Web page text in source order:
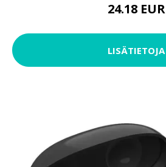
24.18 EUR
LISÄTIETOJA